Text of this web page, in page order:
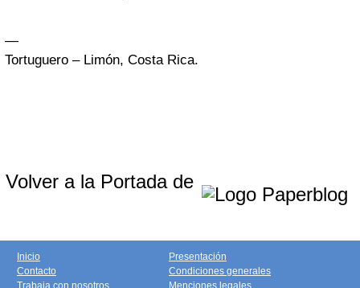
—
Tortuguero – Limón, Costa Rica.
Volver a la Portada de
Inicio
Contacto
Presentación
Condiciones generales